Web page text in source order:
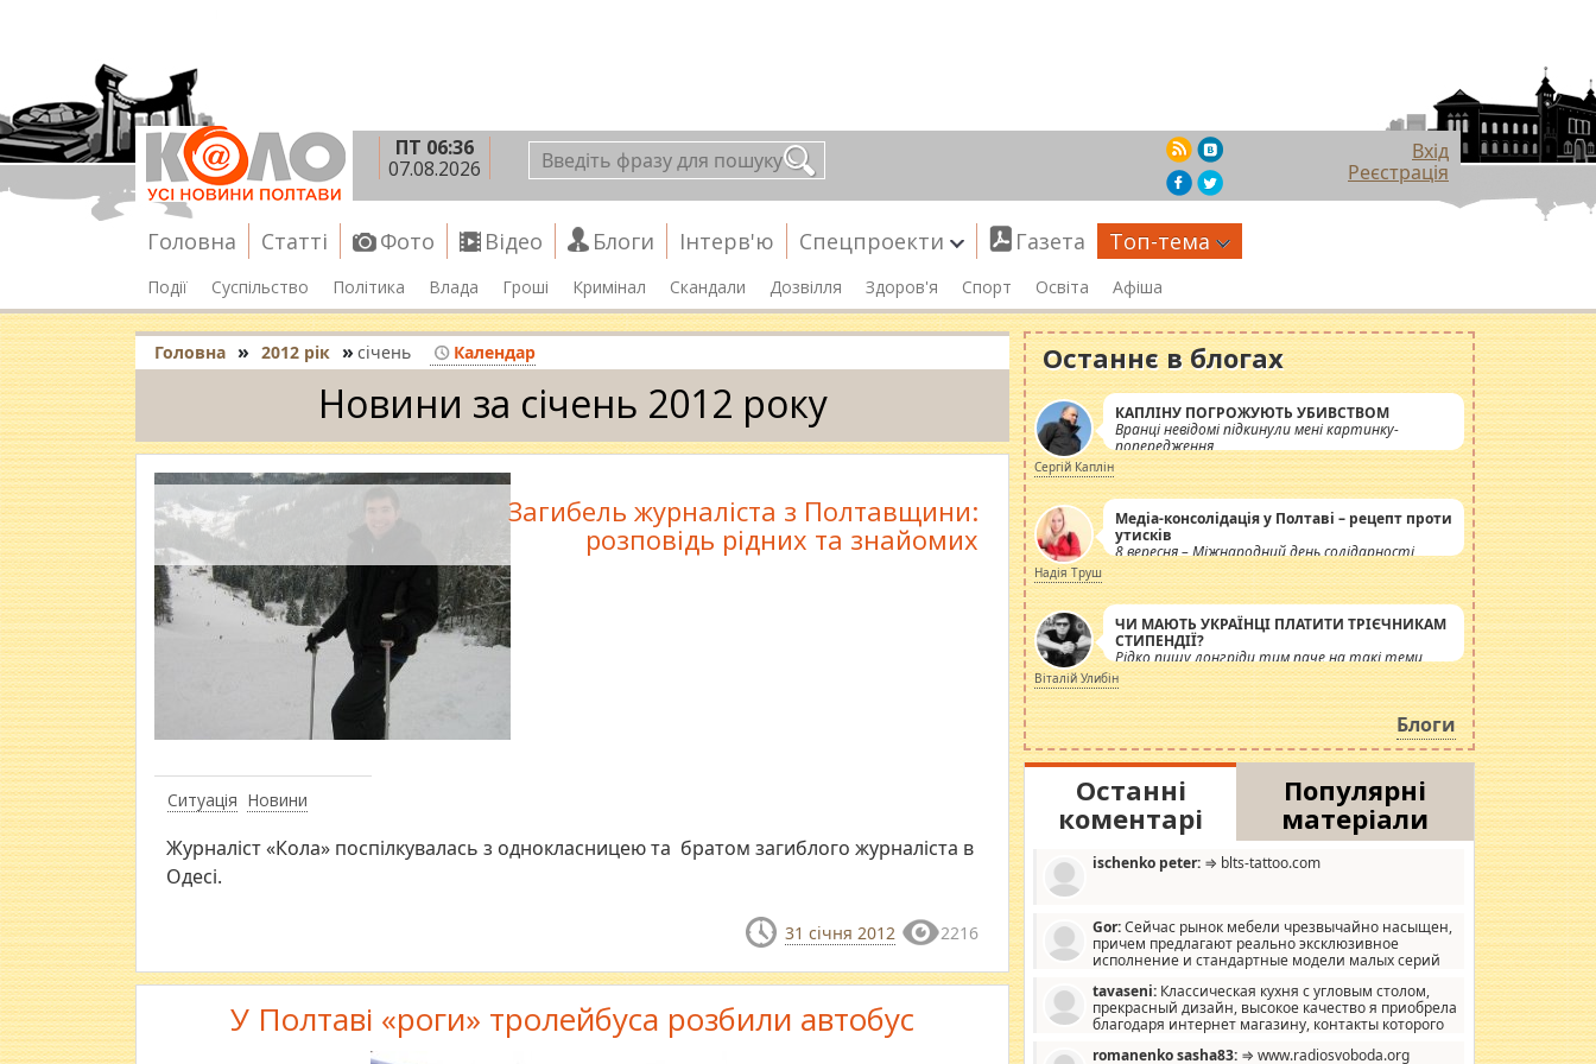
ПТ 06:36
07.08.2026
Вхід
Реєстрація
Головна Статті Фото Відео Блоги Інтерв'ю Спецпроекти Газета Топ-тема
Події Суспільство Політика Влада Гроші Кримінал Скандали Дозвілля Здоров'я Спорт Освіта Афіша
Головна » 2012 рік » січень Календар
Новини за січень 2012 року
Ситуація Новини
Загибель журналіста з Полтавщини:
розповідь рідних та знайомих
Журналіст «Кола» поспілкувалась з однокласницею та братом загиблого журналіста в
Одесі.
31 січня 2012 2216
У Полтаві «роги» тролейбуса розбили автобус
Останнє в блогах
КАПЛІНУ ПОГРОЖУЮТЬ УБИВСТВОМ
Вранці невідомі підкинули мені картинку-
попередження
Сергій Каплін
Медіа-консолідація у Полтаві – рецепт проти
утисків
8 вересня – Міжнародний день солідарності
журналістів.
Надія Труш
ЧИ МАЮТЬ УКРАЇНЦІ ПЛАТИТИ ТРІЄЧНИКАМ
СТИПЕНДІЇ?
Рідко пишу лонгріди тим паче на такі теми,
але вже просто дістало! Обурюють сьогоднішні
інсенуації навколо стипендіального питання.
Штучно роздувається ще одна соціальна
катастрофа.
Віталій Улибін
Блоги
Останні
коментарі
Популярні
матеріали
ischenko peter: ⇒ blts-tattoo.com
Gor:Сейчас рынок мебели чрезвычайно насыщен,
причем предлагают реально эксклюзивное
исполнение и стандартные модели малых серий
дизайну, мало походит на стандартные формы, в MebelOk,
креативненько и что главное - со вкусом все в порядке,
без ненужных наворотов удорожающих мебель, а это не
tavaseni: Классическая кухня с угловым столом,
прекрасный дизайн, высокое качество я приобрела
благодаря интернет магазину, контакты которого
romanenko sasha83: ⇒ www.radiosvoboda.org